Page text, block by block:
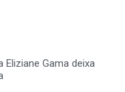
Gama deixa